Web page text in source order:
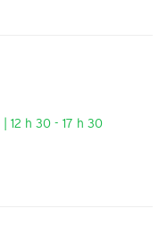
12 h 30 - 17 h 30